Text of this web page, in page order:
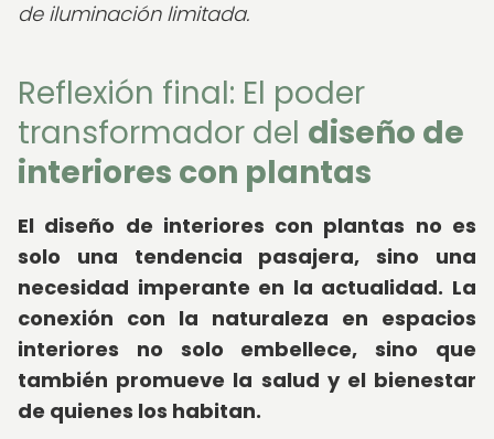
de iluminación limitada.
Reflexión final: El poder
transformador del diseño de
interiores con plantas
El diseño de interiores con plantas no es
solo una tendencia pasajera, sino una
necesidad imperante en la actualidad. La
conexión con la naturaleza en espacios
interiores no solo embellece, sino que
también promueve la salud y el bienestar
de quienes los habitan.